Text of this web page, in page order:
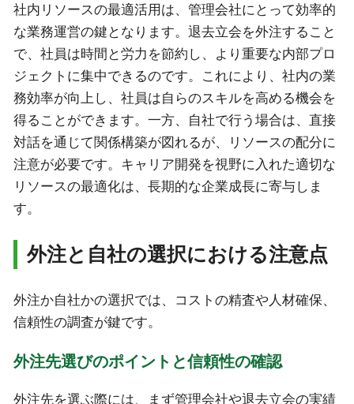
社内リソースの最適活用は、管理会社にとって効率的
な業務運営の鍵となります。退去立会を外注すること
で、社員は時間と労力を節約し、より重要な内部プロ
ジェクトに集中できるのです。これにより、社内の業
務効率が向上し、社員は自らのスキルを高める機会を
得ることができます。一方、自社で行う場合は、直接
対話を通じて関係構築が図れるが、リソースの配分に
注意が必要です。キャリア開発を視野に入れた適切な
リソースの最適化は、長期的な企業成長に寄与しま
す。
外注と自社の選択における注意点
外注か自社かの選択では、コストの精査や人材確保、
信頼性の調査が鍵です。
外注先選びのポイントと信頼性の確認
外注先を選ぶ際には、まず管理会社や退去立会の実績